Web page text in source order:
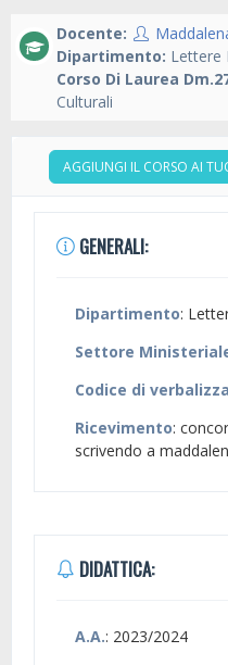
Docente:
Dipartimento: Lettere
Corso Di Laurea
Culturali
AGGIUNGI IL CORSO AI
GENERALI:
Dipartimento:
Settore
Codice di
Ricevimento:
scrivendo a
DIDATTICA:
A.A.: 2023/2024